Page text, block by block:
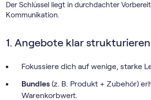
Der Schlüssel liegt in durchdachter
Kommunikation.
1. Angebote klar strukturieren
Fokussiere dich auf wenige, starke
Bundles (z. B. Produkt + Zubehör)
Warenkorbwert.